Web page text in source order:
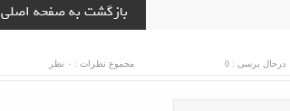
بازگشت به صفحه اصلی
درحال برسی : 0 مجموع نظرات : ۰ نظر